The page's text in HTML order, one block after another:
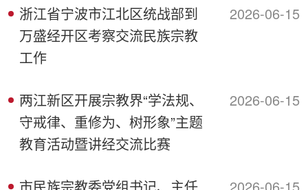
浙江省宁波市江北区统战部到
万盛经开区考察交流民族宗教
工作
2026-06-15
两江新区开展宗教界“学法规、
守戒律、重修为、树形象”主题
教育活动暨讲经交流比赛
2026-06-15